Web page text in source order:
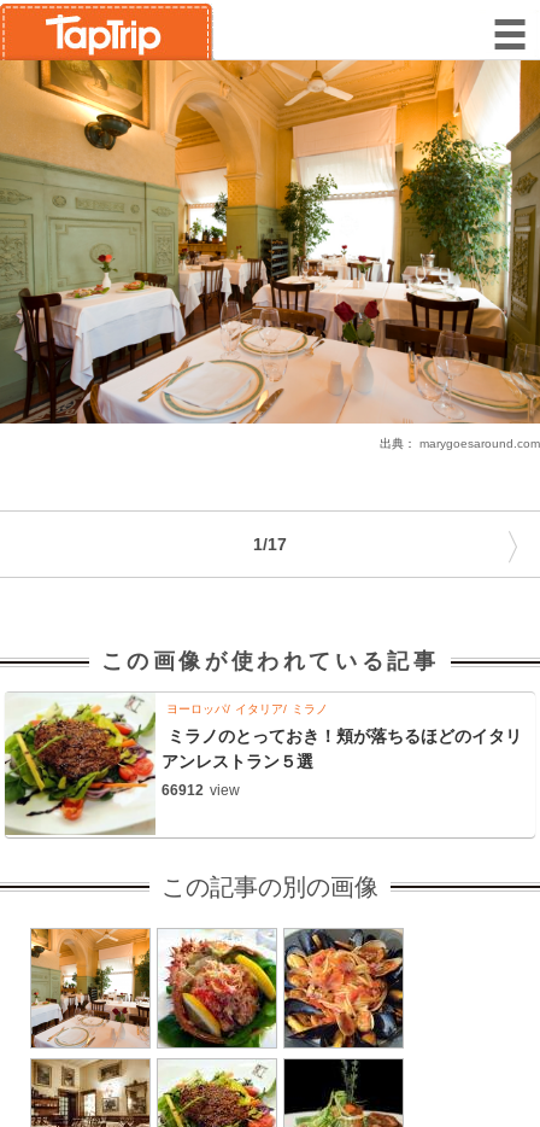
出典： marygoesaround.com
1/17 〉
この画像が使われている記事
ヨーロッパ イタリア ミラノ
ミラノのとっておき！頬が落ちるほどのイタリ
アンレストラン５選
66912 view
この記事の別の画像